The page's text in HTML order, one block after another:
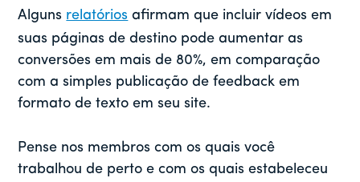
Alguns relatórios afirmam que incluir vídeos em
suas páginas de destino pode aumentar as
conversões em mais de 80%, em comparação
com a simples publicação de feedback em
formato de texto em seu site.
Pense nos membros com os quais você
trabalhou de perto e com os quais estabeleceu